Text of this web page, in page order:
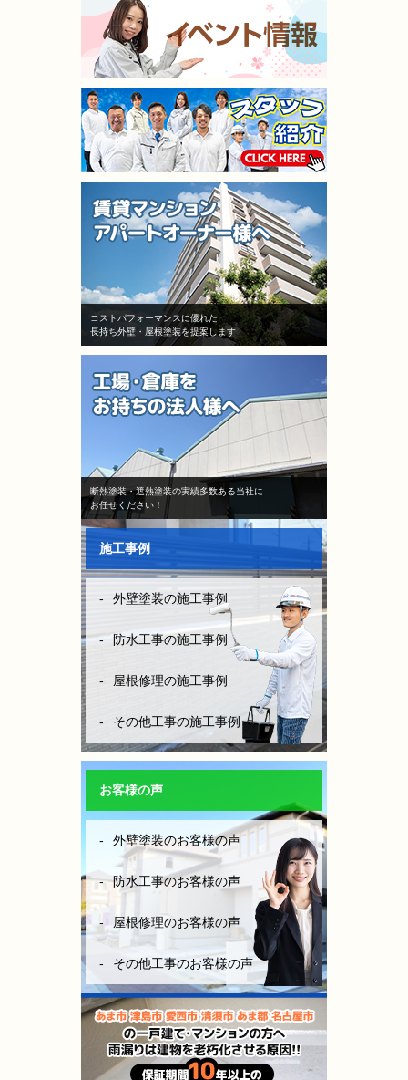
コストパフォーマンスに優れた
長持ち外壁・屋根塗装を提案します
断熱塗装・遮熱塗装の実績多数ある当社に
お任せください！
施工事例
外壁塗装の施工事例
防水工事の施工事例
屋根修理の施工事例
その他工事の施工事例
お客様の声
外壁塗装のお客様の声
防水工事のお客様の声
屋根修理のお客様の声
その他工事のお客様の声